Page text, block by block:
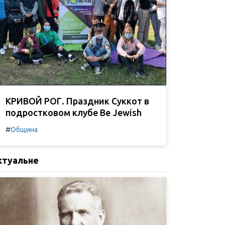
КРИВОЙ РОГ. Праздник Суккот в
подростковом клубе Be Jewish
#Община